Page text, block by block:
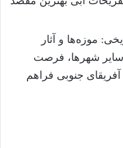
موزه‌ها و آثار
سایر شهر‌ها، فرصت
آفریقای جنوبی فراهم